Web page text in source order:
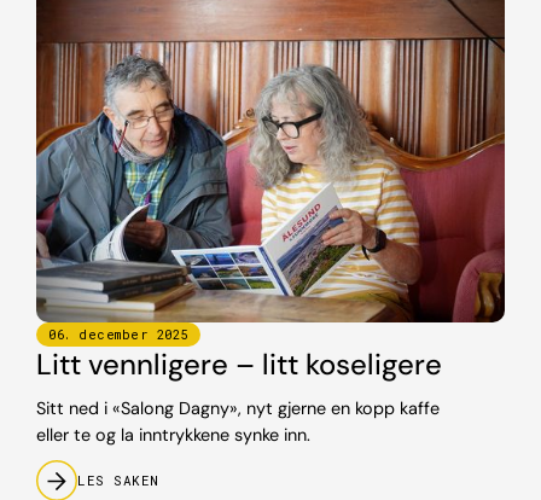
06. december 2025
Litt vennligere – litt koseligere
Sitt ned i «Salong Dagny», nyt gjerne en kopp kaffe
eller te og la inntrykkene synke inn.
LES SAKEN